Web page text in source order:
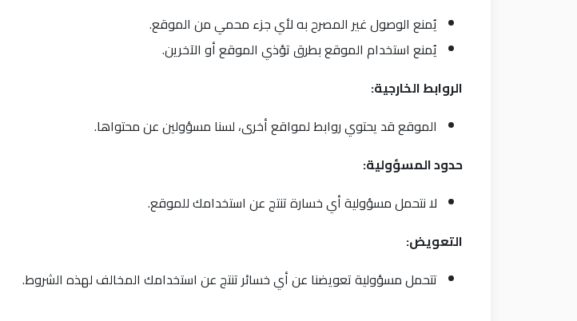
يُمنع الوصول غير المصرح به لأي جزء محمي من الموقع.
يُمنع استخدام الموقع بطرق تؤذي الموقع أو الآخرين.
الروابط الخارجية:
الموقع قد يحتوي روابط لمواقع أخرى، لسنا مسؤولين عن محتواها.
حدود المسؤولية:
لا نتحمل مسؤولية أي خسارة تنتج عن استخدامك للموقع.
التعويض:
تتحمل مسؤولية تعويضنا عن أي خسائر تنتج عن استخدامك المخالف لهذه الشروط.